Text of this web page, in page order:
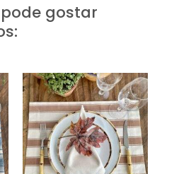
gostar